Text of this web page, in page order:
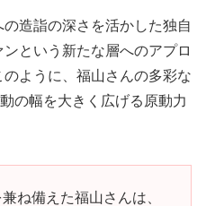
造詣の深さを活かした独自
という新たな層へのアプロ
ように、福山さんの多彩な
の幅を大きく広げる原動力
ね備えた福山さんは、